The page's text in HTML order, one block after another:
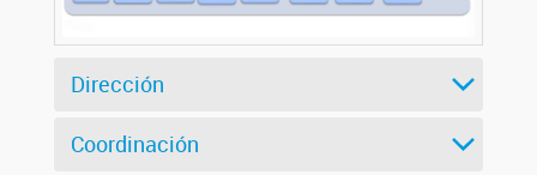
Dirección
Coordinación